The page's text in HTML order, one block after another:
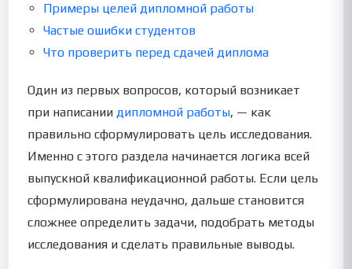
Примеры целей дипломной работы
Частые ошибки студентов
Что проверить перед сдачей диплома
Один из первых вопросов, который возникает
при написаниидипломной работы, — как
правильно сформулировать цель исследования.
Именно с этого раздела начинается логика всей
выпускной квалификационной работы. Если цель
сформулирована неудачно, дальше становится
сложнее определить задачи, подобрать методы
исследования и сделать правильные выводы.